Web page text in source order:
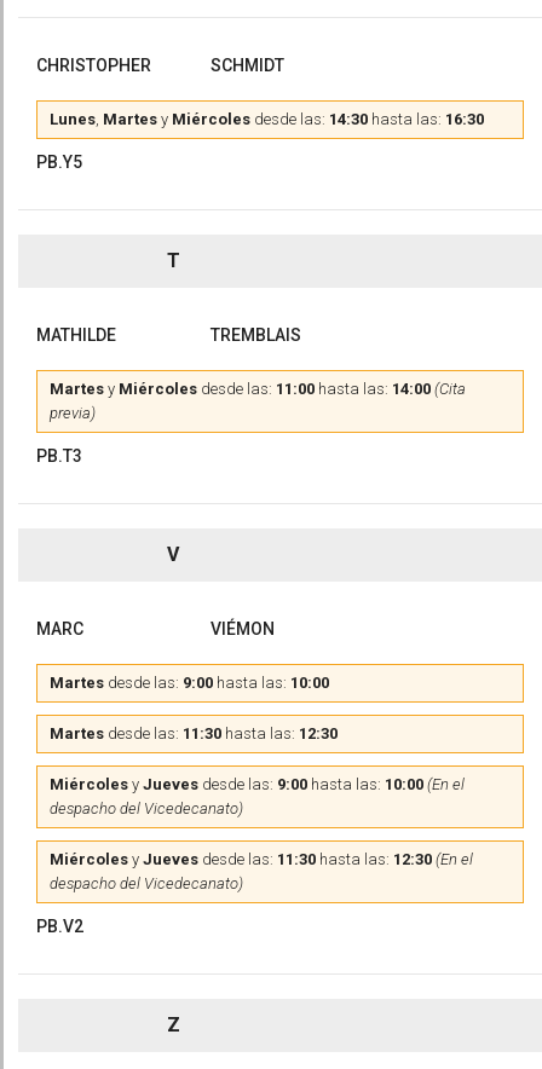
CHRISTOPHER SCHMIDT
Lunes, Martes y Miércoles desde las: 14:30 hasta las: 16:30
PB.Y5
T
MATHILDE TREMBLAIS
Martes y Miércoles desde las: 11:00 hasta las: 14:00 (Cita
previa)
PB.T3
V
MARC VIÉMON
Martes desde las: 9:00 hasta las: 10:00
Martes desde las: 11:30 hasta las: 12:30
Miércoles y Jueves desde las: 9:00 hasta las: 10:00 (En el
despacho del Vicedecanato)
Miércoles y Jueves desde las: 11:30 hasta las: 12:30 (En el
despacho del Vicedecanato)
PB.V2
Z